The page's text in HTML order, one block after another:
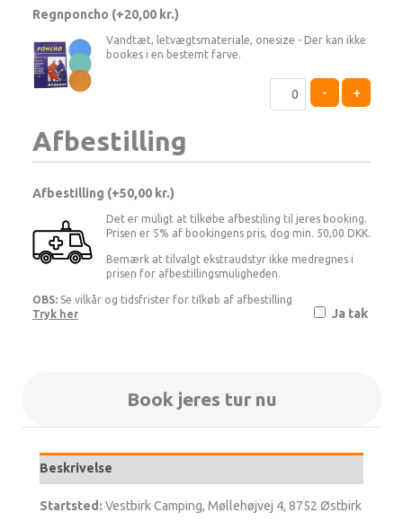
Beskrivelse
Startsted: Vestbirk Camping, Møllehøjvej 4, 8752 Østbirk
Regnponcho (+20,00 kr.)
Vandtæt, letvægtsmateriale, onesize - Der kan ikke
bookes i en bestemt farve.
- +
Afbestilling
Afbestilling ( 50,00 kr.)
Det er muligt at tilkøbe afbestiling til jeres booking.
Prisen er 5% af bookingens pris, dog min. 50,00 DKK.
Bemærk at tilvalgt ekstraudstyr ikke medregnes i
prisen for afbestillingsmuligheden.
OBS: Se vilkår og tidsfrister for tilkøb af afbestilling
Tryk her
Ja tak
Book jeres tur nu